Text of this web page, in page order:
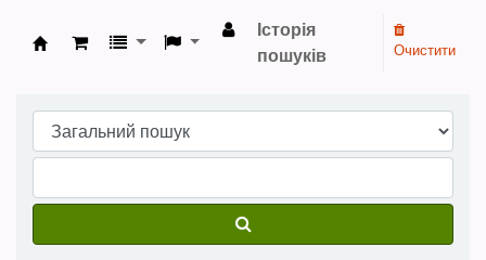
Бібліотека НТШ › Електронний каталог
Історія
пошуків
Очистити